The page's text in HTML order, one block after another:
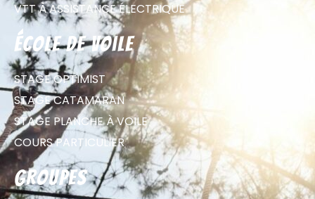
VTT À ASSISTANCE ÉLECTRIQUE
école de voile
STAGE OPTIMIST
STAGE CATAMARAN
STAGE PLANCHE À VOILE
COURS PARTICULIER
groupes